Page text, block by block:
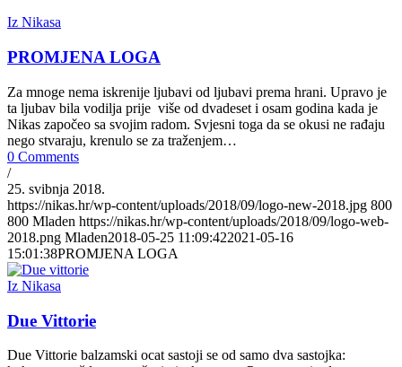
Iz Nikasa
PROMJENA LOGA
Za mnoge nema iskrenije ljubavi od ljubavi prema hrani. Upravo je
ta ljubav bila vodilja prije više od dvadeset i osam godina kada je
Nikas započeo sa svojim radom. Svjesni toga da se okusi ne rađaju
nego stvaraju, krenulo se za traženjem…
0 Comments
/
25. svibnja 2018.
https://nikas.hr/wp-content/uploads/2018/09/logo-new-2018.jpg 800
800 Mladen https://nikas.hr/wp-content/uploads/2018/09/logo-web-
2018.png Mladen2018-05-25 11:09:422021-05-16
15:01:38PROMJENA LOGA
Iz Nikasa
Due Vittorie
Due Vittorie balzamski ocat sastoji se od samo dva sastojka: